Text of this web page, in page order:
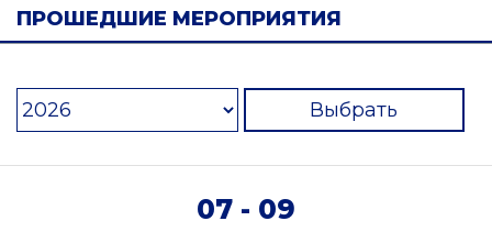
ПРОШЕДШИЕ МЕРОПРИЯТИЯ
Выбрать
07 - 09